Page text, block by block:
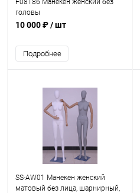
F08186 Манекен женский без
головы
10 000 ₽/ шт
Подробнее
SS-AW01 Манекен женский
матовый без лица, шарнирный,